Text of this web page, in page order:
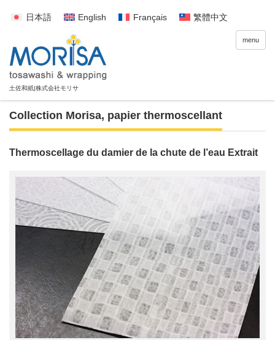
日本語 English Français 繁體中文
menu
Collection Morisa, papier thermoscellant
Thermoscellage du damier de la chute de l’eau Extrait